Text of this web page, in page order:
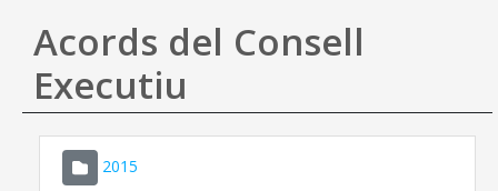
Ajuda
Acords del Consell
Executiu
2015